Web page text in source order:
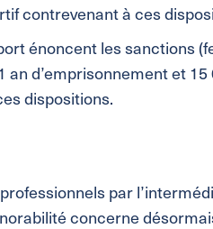
contrevenant à ces
énoncent les sanctions
d’emprisonnement et 15
dispositions.
par
concerne